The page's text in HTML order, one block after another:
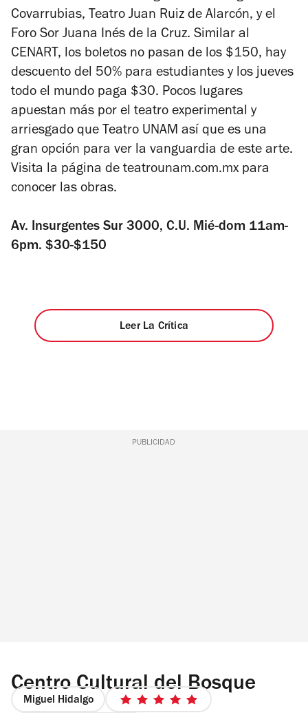
Covarrubias, Teatro Juan Ruiz de Alarcón, y el
Foro Sor Juana Inés de la Cruz. Similar al
CENART, los boletos no pasan de los $150, hay
descuento del 50% para estudiantes y los jueves
todo el mundo paga $30. Pocos lugares
apuestan más por el teatro experimental y
arriesgado que Teatro UNAM así que es una
gran opción para ver la vanguardia de este arte.
Visita la página de teatrounam.com.mx para
conocer las obras.
Av. Insurgentes Sur 3000, C.U. Mié-dom 11am-
6pm. $30-$150
Leer La Crítica
PUBLICIDAD
Centro Cultural del Bosque
Miguel Hidalgo
5